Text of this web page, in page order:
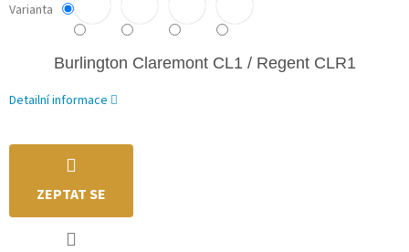
Varianta
Burlington Claremont CL1 / Regent CLR1
Detailní informace
ZEPTAT SE